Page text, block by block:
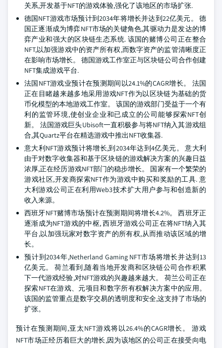
关系,开发基于NFT的游戏体验,强化了该地区的市场扩张.
德国NFT游戏市场预计到2034年将增长并达到22亿美元。 德
国正逐渐成为博弈NFT市场的关键角色,其驱动力是发达的博
弈产业和强大的区块链生态系统. 该国的赌博公司正在整合
NFT,以加强游戏中的资产所有权,而数字资产的监管清晰度正
在影响市场增长。 德国游戏工作室正与区块链公司合作创建
NFT集成游戏平台.
法国NFT游戏业预计在预测期间以24.1%的CAGR增长。 法国
正在目睹越来越多地采用游戏NFT作为以区块链为基础的货
币化模型的本地游戏工作室。 该国的游戏部门受益于一个有
利的监管环境,使创业企业和已成立的公司能够探索NFT创
新。 法国游戏巨头Ubisoft一直积极参与将NFT纳入其游戏组
合,其Quartz平台在精选游戏中推出NFT收集器.
意大利NFT游戏预计将增长,到2034年达到4亿美元。 意大利
由于对数字收集器和基于区块链的游戏解决方案的兴趣日益
浓厚,正在经历游戏NFT部门的稳步增长。 国家有一个繁荣的
游戏社区,开发商探索NFT作为游戏中购买和奖励的工具. 意
大利游戏公司正在利用Web3技术扩大用户参与和创造新的
收入来源。
西班牙NFT赌博市场预计在预测期间将增长4.2%。 西班牙正
逐渐成为NFT游戏的中枢, 西班牙游戏公司正在将NFT纳入其
平台,以加强玩家对数字资产的所有权,从而推动该区域的增
长。
预计到2034年,Netherland Gaming NFT市场将增长并达到13
亿美元。 荷兰看到,随着当地开发商和区块链公司合作积累
下一代游戏经验,对NFT游戏的兴趣越来越大。 荷兰公司正在
探索NFT在游戏、元项目和数字所有权解决方案中的应用。
该国的监管重点是数字交易的透明度和安全,这支持了市场的
扩张。
预计在预测期间,亚太NFT游戏将以26.4%的CAGR增长。 游戏
NFT市场正经历着巨大的增长,因为该地区的公司正在接受向电